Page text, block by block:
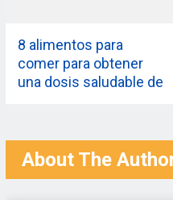
para ayudarte a perder
peso con estos 5
superalimentos que
8 alimentos para
comer para obtener
una dosis saludable de
cambiante
About The